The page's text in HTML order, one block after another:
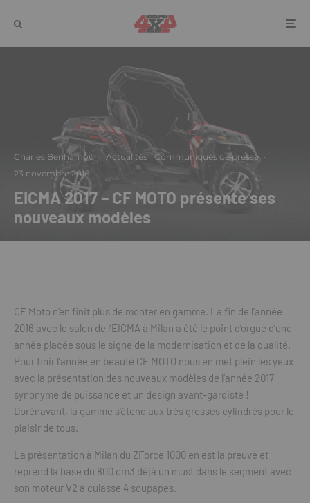
Charles Benhamou · Actualités Communiqués de presse ·
23 novembre 2016
EICMA 2017 – CF MOTO présente ses
nouveaux modèles
CF Moto n’en finit plus de monter en gamme. La fin de l’année
2016 avec le salon de l’EICMA à Milan a été le point d’orgue d’une
année placée sous le signe de la modernisation et de la qualité.
Pour finir l’année en beauté CF MOTO nous en met plein les yeux
avec la présentation des nouveaux modèles de l’année 2017
synonyme de puissance et un design avant-gardiste !
Dorénavant, la gamme s’étend aux très grosses cylindrés pour le
plaisir de tous.
La présentation à Milan du ZForce 1000 en est la preuve et
reprend la base du 800 cm3 déjà un must dans le segment avec
son moteur V2 à culasse 4 soupapes.